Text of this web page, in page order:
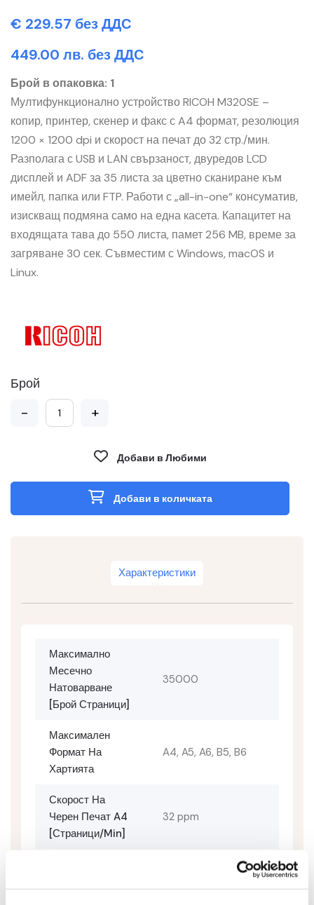
€ 229.57 без ДДС
449.00 лв. без ДДС
Брой в опаковка: 1
Мултифункционално устройство RICOH M320SE –
копир, принтер, скенер и факс с A4 формат, резолюция
1200 × 1200 dpi и скорост на печат до 32 стр./мин.
Разполага с USB и LAN свързаност, двуредов LCD
дисплей и ADF за 35 листа за цветно сканиране към
имейл, папка или FTP. Работи с „all-in-one“ консуматив,
изискващ подмяна само на една касета. Капацитет на
входящата тава до 550 листа, памет 256 MB, време за
загряване 30 сек. Съвместим с Windows, macOS и
Linux.
Брой
- +
Добави в Любими
Добави в количката
Характеристики
Максимално
Месечно
Натоварване
[брой Страници]
35000
Максимален
Формат На
Хартията
A4, A5, A6, B5, B6
Скорост На
Черен Печат A4
[страници/min]
32 ppm